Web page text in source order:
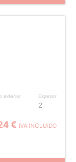
exterior Espesor
2
€ IVA INCLUIDO